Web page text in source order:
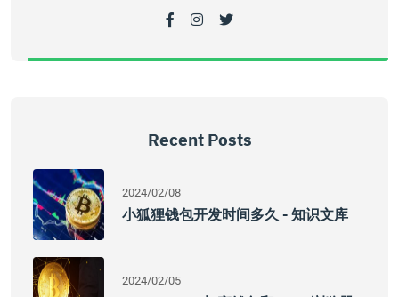
Recent Posts
2024/02/08
小狐狸钱包开发时间多久 - 知识文库
2024/02/05